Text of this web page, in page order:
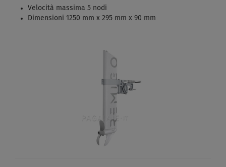
Velocità massima 5 nodi
Dimensioni 1250 mm x 295 mm x 90 mm